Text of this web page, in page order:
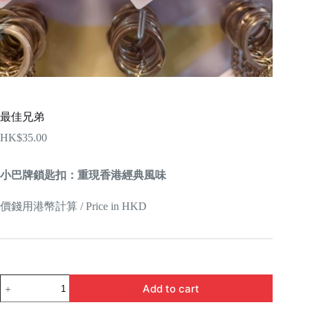
最佳兄弟
HK$35.00
小巴牌鎖匙扣：重現香港經典風味
價錢用港幣計算 / Price in HKD
佳
Add to cart